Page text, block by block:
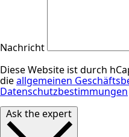
Nachricht
Diese Website ist durch
dieallgemeinen
Datenschutzbestimmungen
Ask the expert